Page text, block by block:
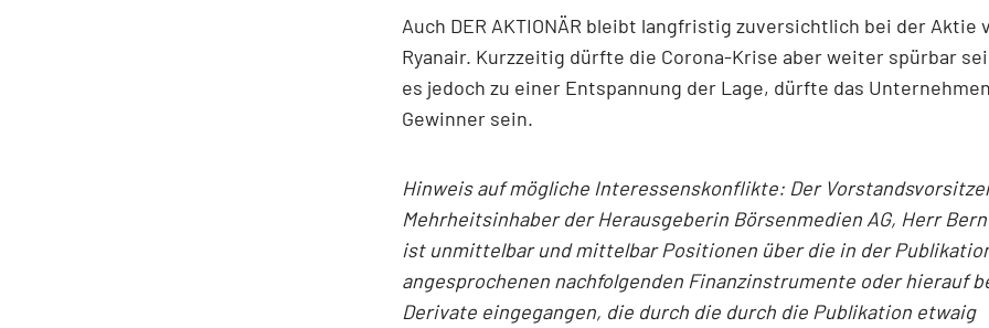
Auch DER AKTIONÄR bleibt langfristig zuversichtlich bei der Aktie
Ryanair. Kurzzeitig dürfte die Corona-Krise aber weiter spürbar
es jedoch zu einer Entspannung der Lage, dürfte das
Gewinner sein.
Hinweis auf mögliche Interessenskonflikte: Der
Mehrheitsinhaber der Herausgeberin Börsenmedien AG, Herr
ist unmittelbar und mittelbar Positionen über die in der
angesprochenen nachfolgenden Finanzinstrumente oder hierauf
Derivate eingegangen, die durch die durch die Publikation etwaig